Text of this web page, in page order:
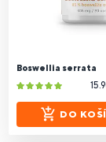
Boswellia serrata
DO